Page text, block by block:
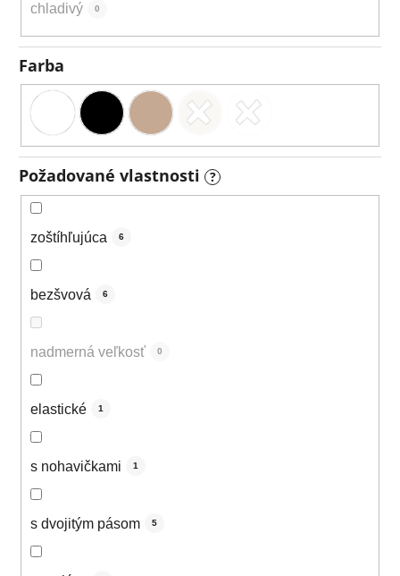
chladivý 0
Farba
Požadované vlastnosti ?
zoštíhľujúca 6
bezšvová 6
nadmerná veľkosť 0
elastické 1
s nohavičkami 1
s dvojitým pásom 5